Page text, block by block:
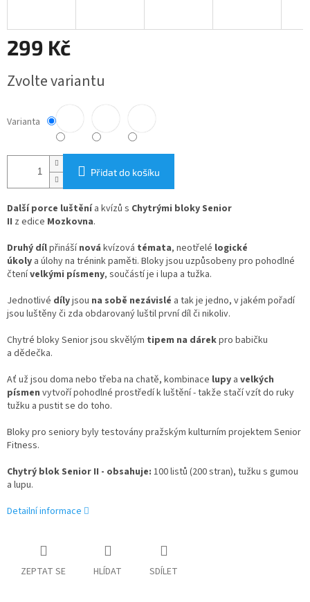
299 Kč
cena:
Zvolte variantu
Varianta
Přidat do košíku
Další porce luštění a kvízů s Chytrými bloky Senior
II z edice Mozkovna.
Druhý dílpřináší nová kvízová témata, neotřelé logické
úkoly a úlohy na trénink paměti. Bloky jsou uzpůsobeny pro pohodlné
čtenívelkými písmeny, součástí je i lupa a tužka.
Jednotlivé dílyjsou na sobě nezávislé a tak je jedno, v jakém pořadí
jsou luštěny či zda obdarovaný luštil první díl či nikoliv.
Chytré bloky Senior jsou skvělým tipem na dárekpro babičku
a dědečka.
Ať už jsou doma nebo třeba na chatě, kombinace lupy a velkých
písmen vytvoří pohodlné prostředí k luštění - takže stačí vzít do ruky
tužku a pustit se do toho.
Bloky pro seniory byly testovány pražským kulturním projektem Senior
Fitness.
Chytrý blok Senior II - obsahuje: 100 listů (200 stran), tužku s gumou
a lupu.
Detailní informace
ZEPTAT SE HLÍDAT SDÍLET